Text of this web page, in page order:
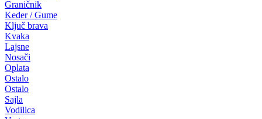
Graničnik
Keder / Gume
Ključ brava
Kvaka
Lajsne
Nosači
Oplata
Ostalo
Ostalo
Sajla
Vodilica